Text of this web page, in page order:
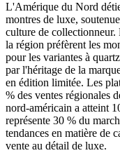
L'Amérique du Nord
montres de luxe,
culture de collectionneur.
la région préfèrent les
pour les variantes à
par l'héritage de la
en édition limitée. Les
% des ventes régionales
nord-américain a atteint
représente 30 % du
tendances en matière de
vente au détail de luxe.